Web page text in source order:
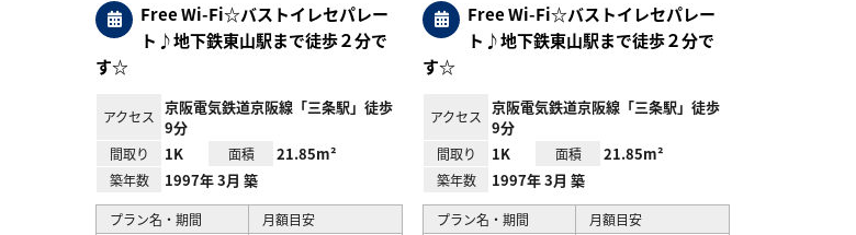
Free Wi-Fi☆バストイレセパレー
ト♪地下鉄東山駅まで徒歩２分で
す☆
アクセス
京阪電気鉄道京阪線「三条駅」徒歩
9分
間取り 1K 面積 21.85m²
築年数 1997年 3月 築
プラン名・期間
月額目安
Free Wi-Fi☆バストイレセパレー
ト♪地下鉄東山駅まで徒歩２分で
す☆
アクセス
京阪電気鉄道京阪線「三条駅」徒歩
9分
間取り 1K 面積 21.85m²
築年数 1997年 3月 築
プラン名・期間
月額目安